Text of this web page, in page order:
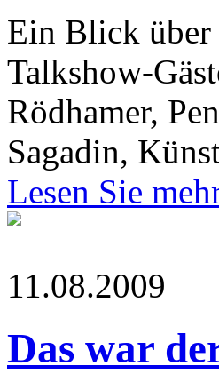
Ein Blick über
Talkshow-
Rödhamer,
Sagadin,
Lesen Sie
11.08.2009
Das war